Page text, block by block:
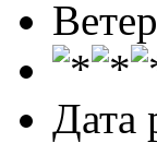
Дата